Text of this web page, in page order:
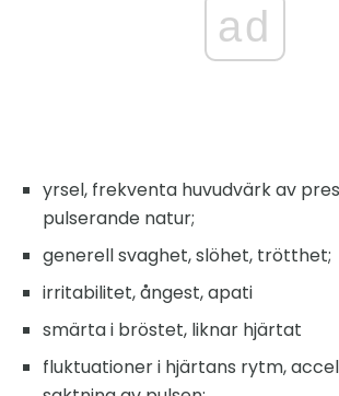
ad
yrsel, frekventa huvudvärk av
pulserande natur;
generell svaghet, slöhet, trötthet;
irritabilitet, ångest, apati
smärta i bröstet, liknar hjärtat
fluktuationer i hjärtans rytm,